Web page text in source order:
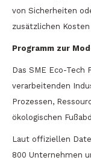
von Sicherheiten
zusätzlichen Kosten
Programm zur
Das SME Eco-Tech
verarbeitenden
Prozessen,
ökologischen
Laut offiziellen
800 Unternehmen